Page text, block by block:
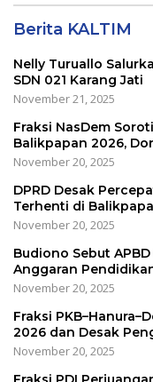
Berita KALTIM
Nelly Turuallo
SDN 021 Karang Jati
November 21, 2025
Fraksi NasDem
Balikpapan 2026,
November 20, 2025
DPRD Desak
Terhenti di
November 20, 2025
Budiono Sebut
Anggaran
November 20, 2025
Fraksi
2026 dan Desak
November 20, 2025